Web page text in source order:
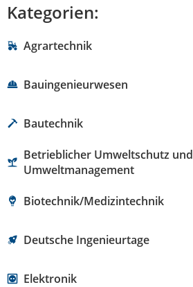
Kategorien:
Agrartechnik
Bauingenieurwesen
Bautechnik
Betrieblicher Umweltschutz und
Umweltmanagement
Biotechnik/Medizintechnik
Deutsche Ingenieurtage
Elektronik